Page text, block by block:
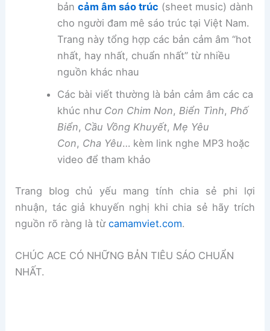
bản cảm âm sáo trúc (sheet music) dành
cho người đam mê sáo trúc tại Việt Nam.
Trang này tổng hợp các bản cảm âm “hot
nhất, hay nhất, chuẩn nhất” từ nhiều
nguồn khác nhau
Các bài viết thường là bản cảm âm các ca
khúc như Con Chim Non, Biển Tình, Phố
Biển, Cầu Vồng Khuyết, Mẹ Yêu
Con, Cha Yêu… kèm link nghe MP3 hoặc
video để tham khảo
Trang blog chủ yếu mang tính chia sẻ phi lợi
nhuận, tác giả khuyến nghị khi chia sẻ hãy trích
nguồn rõ ràng là từcamamviet.com.
CHÚC ACE CÓ NHỮNG BẢN TIÊU SÁO CHUẨN
NHẤT.